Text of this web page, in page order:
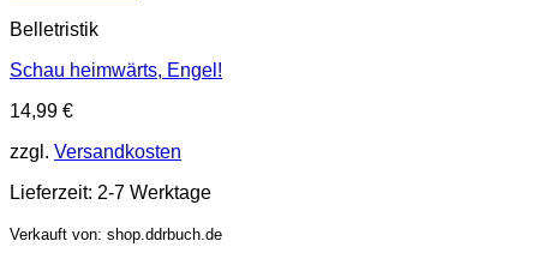
Belletristik
Schau heimwärts, Engel!
14,99 €
zzgl. Versandkosten
Lieferzeit: 2-7 Werktage
Verkauft von: shop.ddrbuch.de